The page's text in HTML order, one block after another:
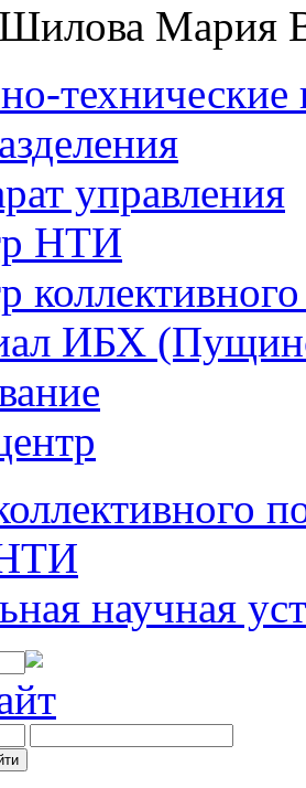
Шилова Мария
технические
управления
НТИ
ИБХ
научная